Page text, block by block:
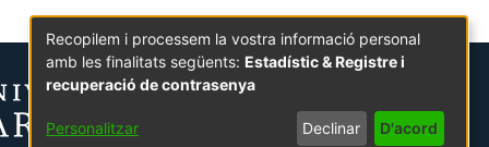
Recopilem i processem la vostra informació personal
amb les finalitats següents: Estadístic & Registre i
recuperació de contrasenya
Personalitzar Declinar D'acord